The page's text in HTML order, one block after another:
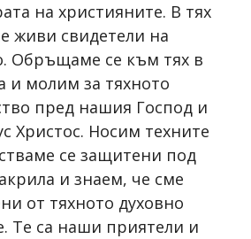
на християните. В тях
живи свидетели на
Обръщаме се към тях в
и молим за тяхното
пред нашия Господ и
Христос. Носим техните
се защитени под
и знаем, че сме
от тяхното духовно
Те са наши приятели и